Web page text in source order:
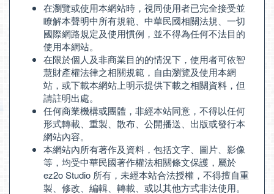
在瀏覽或使用本網站時，視同使用者已完全接受並
瞭解本聲明中所有規範、中華民國相關法規、一切
國際網路規定及使用慣例，並不得為任何不法目的
使用本網站。
在限於個人及非商業目的的情況下，使用者可依智
慧財產權法律之相關規範，自由瀏覽及使用本網
站，或下載本網站上明示提供下載之相關資料，但
請註明出處。
任何商業機構或團體，非經本站同意，不得以任何
形式轉載、重製、散布、公開播送、出版或發行本
網站內容。
本網站內所有著作及資料，包括文字、圖片、影像
等，均受中華民國著作權法相關條文保護，屬於
ez2o Studio 所有，未經本站合法授權，不得擅自重
製、修改、編輯、轉載、或以其他方式非法使用。